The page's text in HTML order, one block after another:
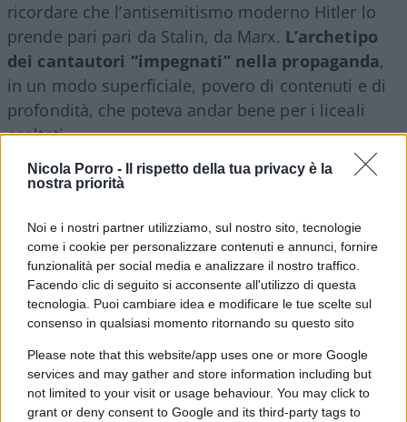
Nicola Porro -
Il rispetto della tua privacy è la
nostra priorità
Noi e i nostri partner utilizziamo, sul nostro sito, tecnologie
come i cookie per personalizzare contenuti e annunci, fornire
funzionalità per social media e analizzare il nostro traffico.
Facendo clic di seguito si acconsente all'utilizzo di questa
tecnologia. Puoi cambiare idea e modificare le tue scelte sul
consenso in qualsiasi momento ritornando su questo sito
Please note that this website/app uses one or more Google
services and may gather and store information including but
not limited to your visit or usage behaviour. You may click to
grant or deny consent to Google and its third-party tags to
ricordare che l’antisemitismo moderno Hitler lo
prende pari pari da Stalin, da Marx. L’archetipo
dei cantautori “impegnati” nella propaganda,
in un modo superficiale, povero di contenuti e di
profondità, che poteva andar bene per i liceali
esaltati.
Guccini, come i colleghi di militanza, era uno che
scrittore allaperfetta macchina cultural
egemonica del PCIcon le sue ARCI, le feste
dell’Unità, l’oliato circuito dei concerti e della
promozione ideologizzata, e per tutti gli anni
Settanta quel cantare in eskimo aveva funzionato
bene, serviva al partito, la sottocultura canterina
s’incaricava, calando dall’alto la pessima
pubblicistica rivoluzionaria di riferimento, di